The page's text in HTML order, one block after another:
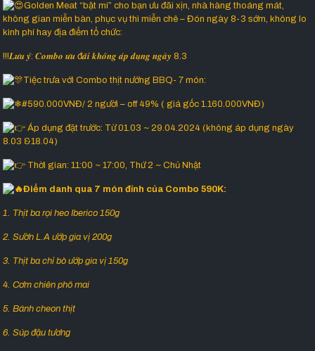
Golden Meat “bật mí” cho bạn ưu đãi xịn, nhà hàng thoáng mát,
không gian miễn bàn, phục vụ thì miễn chê – Đón ngày 8-3 sớm, không lo
kinh phí hay địa điểm tổ chức:
!!!𝑳𝒖̛𝒖 𝒚́: 𝑪𝒐𝒎𝒃𝒐 𝒖̛𝒖 đ𝒂̃𝒊 𝒌𝒉𝒐̂𝒏𝒈 𝒂́𝒑 𝒅𝒖̣𝒏𝒈 𝒏𝒈𝒂̀𝒚 8.3
Tiệc trưa với Combo thịt nướng BBQ- 7 món:
#590.000VNĐ/ 2 người – off 49% ( giá gốc 1.160.000VNĐ)
Áp dụng đặt trước: Từ 01.03 ~ 29.04.2024 (không áp dụng ngày
8.03 &18.04)
Thời gian: 11:00 ~ 17:00, Thứ 2 ~ Chủ Nhật
Điểm danh qua 7 món đỉnh của Combo 590K:
1. Thịt ba rọi heo Iberico 150g
2. Sườn L.A ướp gia vị 200g
3. Thịt ba chỉ bò ướp gia vị 150g
4. Cơm chiên phô mai
5. Bánh cheon thịt
6. Súp đậu tương